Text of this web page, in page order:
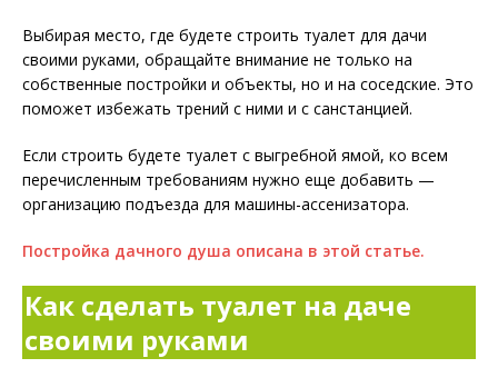
Выбирая место, где будете строить туалет для дачи
своими руками, обращайте внимание не только на
собственные постройки и объекты, но и на соседские. Это
поможет избежать трений с ними и с санстанцией.
Если строить будете туалет с выгребной ямой, ко всем
перечисленным требованиям нужно еще добавить —
организацию подъезда для машины-ассенизатора.
Постройка дачного душа описана в этой статье.
Как сделать туалет на даче
своими руками